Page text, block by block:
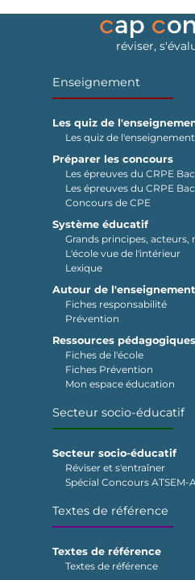
réviser,
Enseignement
Les quiz de
Les quiz de l'enseignement
Préparer les concours
Les épreuves du CRPE
Les épreuves du CRPE
Concours de CPE
Système éducatif
Grands principes, acteurs,
L'école vue de l'intérieur
Lexique
Autour de l'enseignement
Fiches responsabilité
Prévention
Ressources pédagogiques
Fiches de l'école
Fiches Prévention
Mon espace éducation
Secteur socio-éducatif
Secteur socio-éducatif
Réviser et s'entraîner
Spécial Concours ATSEM-
Textes de référence
Textes de référence
Textes de référence